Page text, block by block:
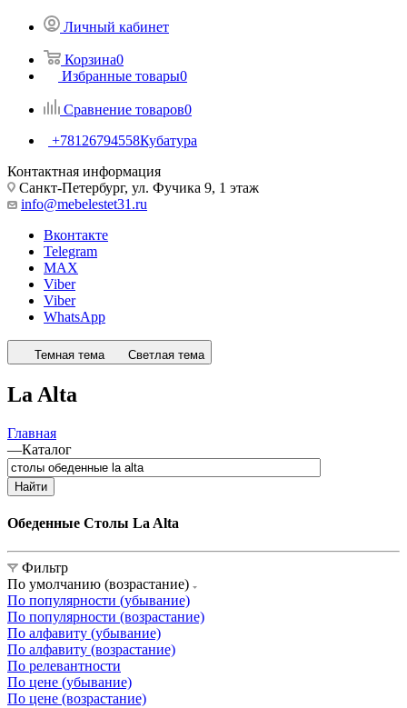
Личный кабинет
Корзина0
Избранные товары0
Сравнение товаров0
+78126794558Кубатура
Контактная информация
Санкт-Петербург, ул. Фучика 9, 1 этаж
info@mebelestet31.ru
Вконтакте
Telegram
MAX
Viber
Viber
WhatsApp
Темная тема Светлая тема
La Alta
Главная
—Каталог
Найти
Обеденные Столы La Alta
Фильтр
По умолчанию (возрастание)
По популярности (убывание)
По популярности (возрастание)
По алфавиту (убывание)
По алфавиту (возрастание)
По релевантности
По цене (убывание)
По цене (возрастание)